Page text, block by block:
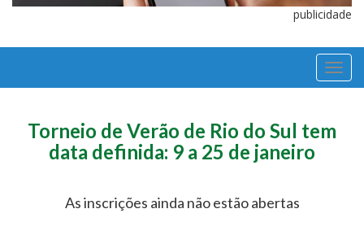
publicidade
Torneio de Verão de Rio do Sul tem
data definida: 9 a 25 de janeiro
As inscrições ainda não estão abertas